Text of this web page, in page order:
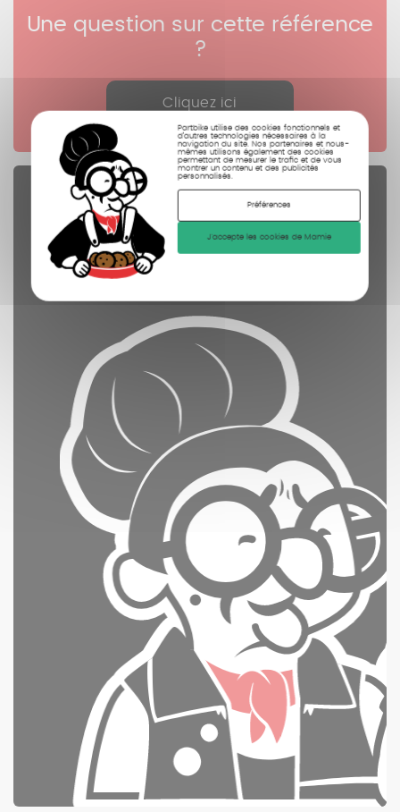
Partbike utilise des cookies fonctionnels et
d’autres technologies nécessaires à la
navigation du site. Nos partenaires et nous-
mêmes utilisons également des cookies
permettant de mesurer le trafic et de vous
montrer un contenu et des publicités
personnalisés.
Préférences
J'accepte les cookies de Mamie
Une question sur cette référence
?
Cliquez ici
Pièces Détachées
contrôlées
nettoyées
photographiées